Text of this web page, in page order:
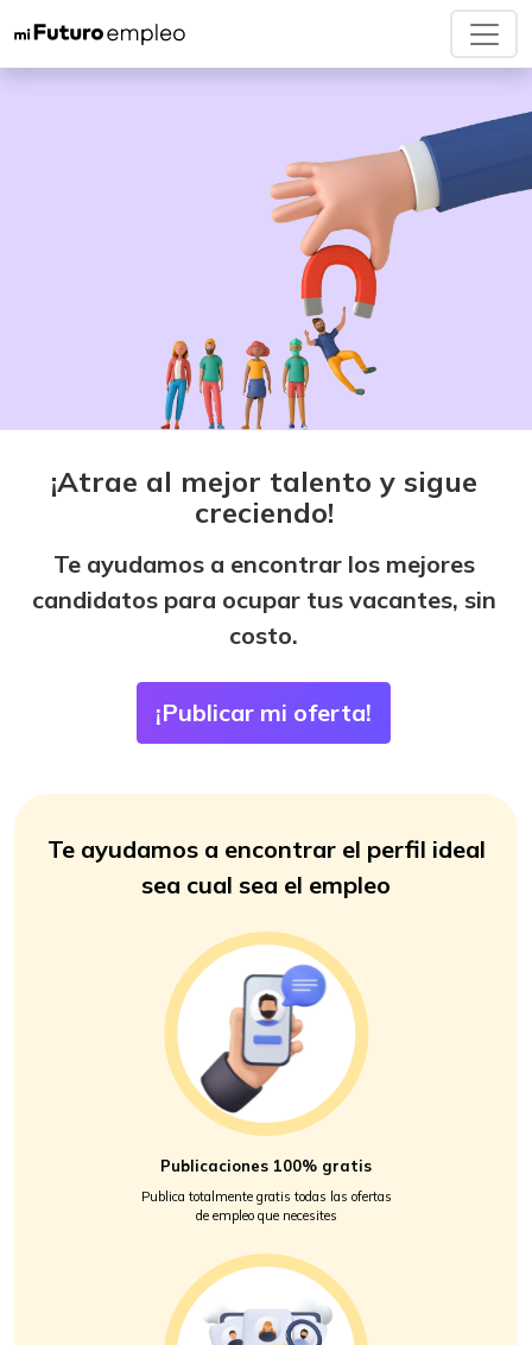
¡Atrae al mejor talento y sigue
creciendo!
Te ayudamos a encontrar los mejores
candidatos para ocupar tus vacantes, sin
costo.
Te ayudamos a encontrar el perfil ideal
sea cual sea el empleo
Publicaciones 100% gratis
Publica totalmente gratis todas las ofertas
de empleo que necesites